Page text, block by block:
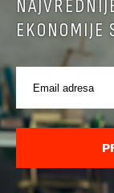
Nemačka
vodostaja
U Nemačkoj je, da
smanjen prevoz
ukinuta zabrana
nemačka reka
EKONOMIJE